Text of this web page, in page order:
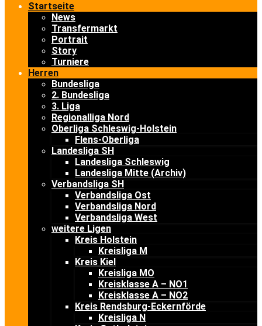
Startseite
News
Transfermarkt
Portrait
Story
Turniere
Herren
Bundesliga
2. Bundesliga
3. Liga
Regionalliga Nord
Oberliga Schleswig-Holstein
Flens-Oberliga
Landesliga SH
Landesliga Schleswig
Landesliga Mitte (Archiv)
Verbandsliga SH
Verbandsliga Ost
Verbandsliga Nord
Verbandsliga West
weitere Ligen
Kreis Holstein
Kreisliga M
Kreis Kiel
Kreisliga MO
Kreisklasse A – NO1
Kreisklasse A – NO2
Kreis Rendsburg-Eckernförde
Kreisliga N